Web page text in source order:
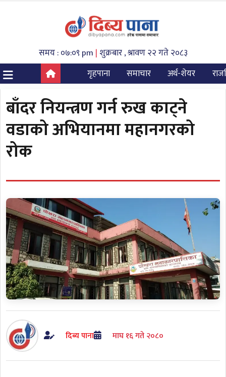
समय : ०७:०९ pm | शुक्रबार , श्रावण २२ गते २०८३
गृहपाना
समाचार अर्थ-शेयर
बाँदर नियन्त्रण गर्न रुख काट्ने
वडाको अभियानमा महानगरको
रोक
दिब्य पाना माघ १६ गते २०८०